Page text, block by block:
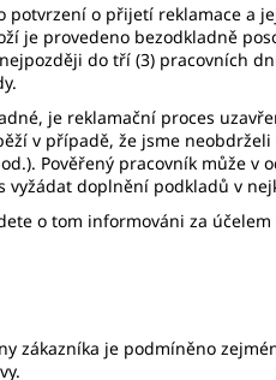
potvrzení o přijetí reklamace a
je provedeno bezodkladně
do tří (3) pracovních
je reklamační proces
v případě, že jsme
Pověřený pracovník může v
doplnění podkladů v
o tom informováni za
zákazníka je podmíněno